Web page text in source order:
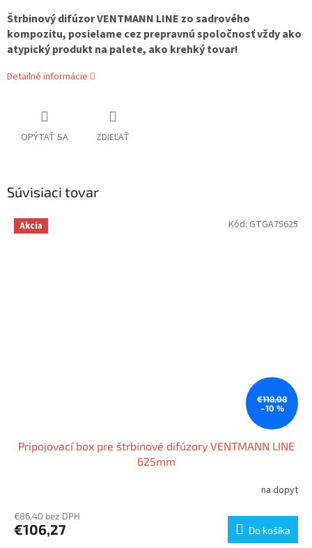
Štrbinový difúzor VENTMANN LINE zo sadrového
kompozitu, posielame cez prepravnú spoločnosť vždy ako
atypický produkt na palete, ako krehký tovar!
Detailné informácie
OPÝTAŤ SA ZDIEĽAŤ
Súvisiaci tovar
Akcia
€118,08
–10 %
Pripojovací box pre štrbinové difúzory VENTMANN LINE
625mm
na dopyt
€86,40 bez DPH
€106,27 Do košíka
Kód: GTGA75625